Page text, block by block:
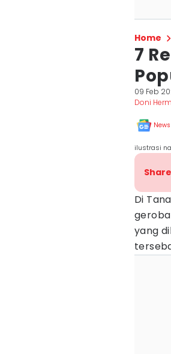
Home
7
09 Feb
Doni
News
ilustrasi
Di
yang